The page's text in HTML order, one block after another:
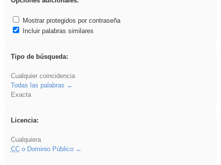
Mostrar protegidos por contraseña
Incluir palabras similares
Tipo de búsqueda:
Cualquier coincidencia
Todas las palabras
Exacta
Licencia:
Cualquiera
CCo Dominio Público